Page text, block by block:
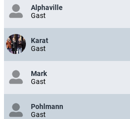
Alphaville
Gast
Karat
Gast
Mark
Gast
Pohlmann
Gast